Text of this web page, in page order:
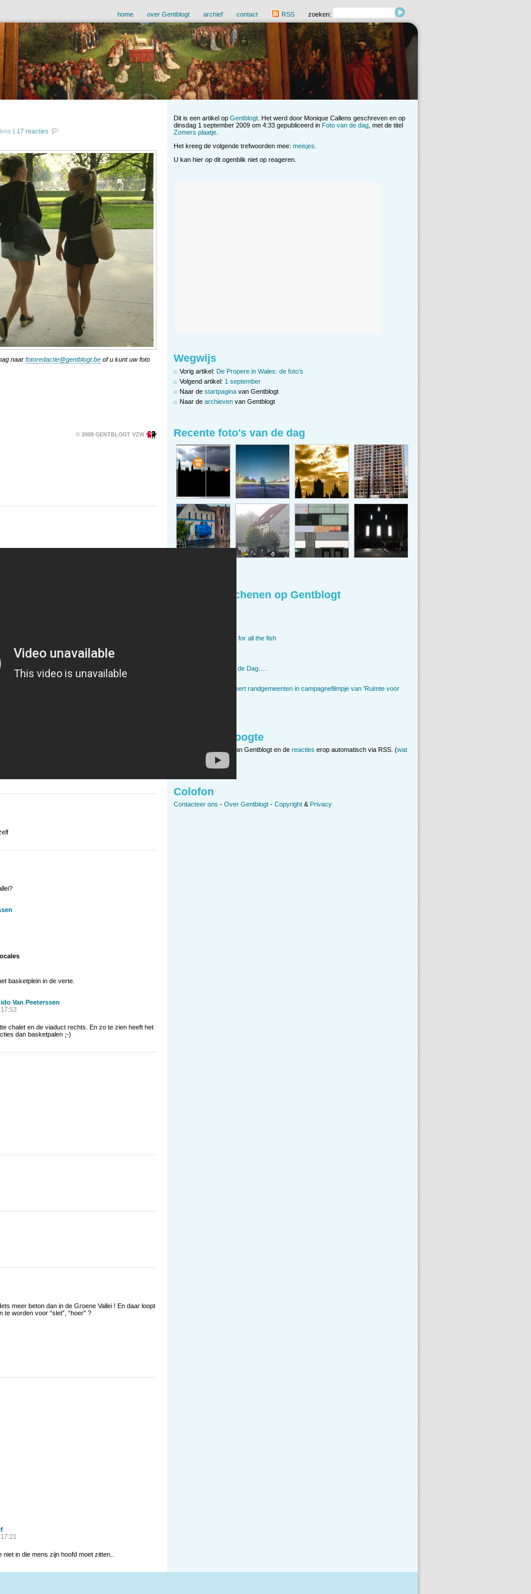
home over Gentblogt archief contact RSS zoeken:
| 17 reacties
naar fotoredactie@gentblogt.be of u kunt uw foto
© 2009 GENTBLOGT VZW
basketplein in de verte.
Van Peeterssen
chalet en de viaduct rechts. En zo te zien heeft het
dan basketpalen ;-)
meer beton dan in de Groene Vallei ! En daar loopt
worden voor “slet”, “hoer” ?
in die mens zijn hoofd moet zitten..
Dit is een artikel op Gentblogt . Het werd door Monique Callens geschreven en op
dinsdag 1 september 2009 om 4:33 gepubliceerd in Foto van de dag , met de titel
Zomers plaatje
Het kreeg de volgende trefwoorden mee: meisjes
U kan hier op dit ogenblik niet op reageren.
Wegwijs
Vorig artikel: De Propere in Wales: de foto’s
Volgend artikel: 1 september
Naar de startpagina van Gentblogt
Naar de archieven van Gentblogt
Recente foto's van de dag
Recent verschenen op Gentblogt
So long, and thanks for all the fish
De laatste Foto van de Dag….
Jan Matthys annexeert randgemeenten in campagnefilmpje van ‘Ruimte voor
Blijf op de hoogte
van Gentblogt en de reacties erop automatisch via RSS. (wat
Colofon
Contacteer ons - Over Gentblogt - Copyright & Privacy